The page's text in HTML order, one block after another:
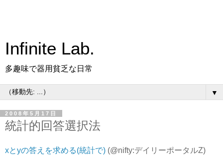
Infinite Lab.
多趣味で器用貧乏な日常
▼
2008年5月17日
統計的回答選択法
xとyの答えを求める(統計で) (@nifty:デイリーポータルZ)